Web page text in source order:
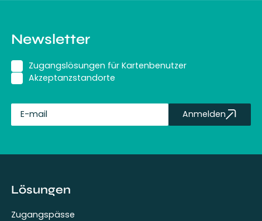
Newsletter
Zugangslösungen für Kartenbenutzer
Akzeptanzstandorte
Anmelden
Lösungen
Zugangspässe